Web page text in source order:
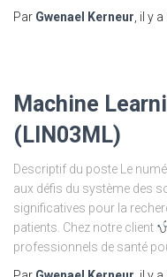
Par Gwenael Kerneur , il y a
Machine
(LIN03ML)
Descriptif du poste Le
aux défis du système des
significatives pour la
patients. Chez notre client
professionnels de santé